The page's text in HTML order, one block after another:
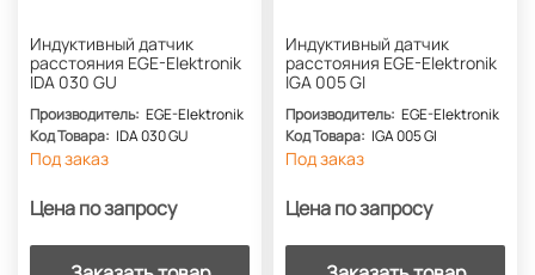
Индуктивный датчик
расстояния EGE-Elektronik
IDA 030 GU
Производитель: EGE-Elektronik
Код Товара: IDA 030 GU
Под заказ
Цена по запросу
Индуктивный датчик
расстояния EGE-Elektronik
IGA 005 GI
Производитель: EGE-Elektronik
Код Товара: IGA 005 GI
Под заказ
Цена по запросу